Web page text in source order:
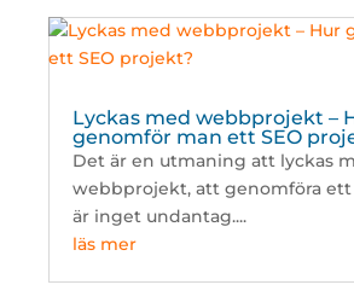
Lyckas med webbprojekt –
genomför man ett SEO
Det är en utmaning att lyckas
webbprojekt, att genomföra ett
är inget undantag....
läs mer